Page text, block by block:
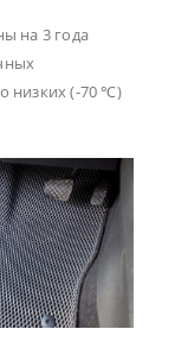
на 3 года
низких (-70 ℃)